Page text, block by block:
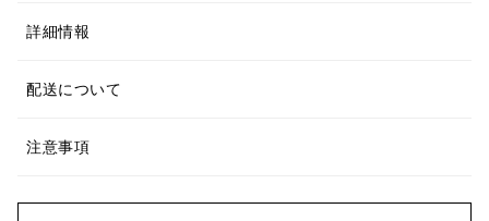
詳細情報
配送について
注意事項